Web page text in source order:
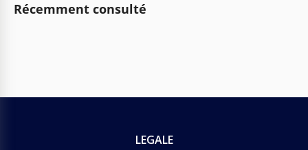
Récemment consulté
LEGALE